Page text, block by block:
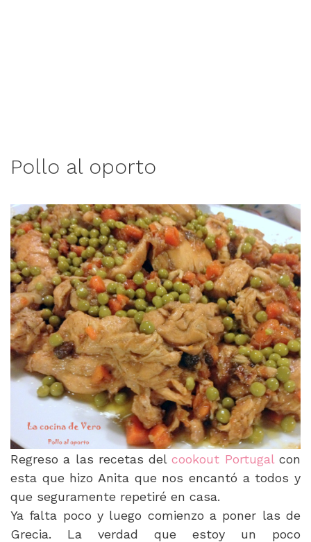
Pollo al oporto
Regreso a las recetas delcookout Portugalcon
esta que hizo Anita que nos encantó a todos y
que seguramente repetiré en casa.
Ya falta poco y luego comienzo a poner las de
Grecia. La verdad que estoy un poco